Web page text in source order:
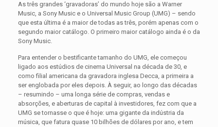
As três grandes ‘gravadoras’ do mundo hoje são a Warner
Music, a Sony Music e o Universal Music Group (UMG) – sendo
que esta última é a maior de todas as três, porém apenas com o
segundo maior catálogo. O primeiro maior catálogo ainda é o da
Sony Music.
Para entender o bestificante tamanho do UMG, ele começou
ligado aos estúdios de cinema Universal na década de 30, e
como filial americana da gravadora inglesa Decca, a primeira a
ser englobada por eles depois. À seguir, ao longo das décadas
– resumindo – uma longa série de compras, vendas e
absorções, e aberturas de capital à investidores, fez com que a
UMG se tornasse o que é hoje: uma gigante da indústria da
música, que fatura quase 10 bilhões de dólares por ano, e tem